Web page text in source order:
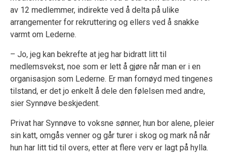
av 12 medlemmer, indirekte ved å delta på ulike
arrangementer for rekruttering og ellers ved å snakke
varmt om Lederne.
– Jo, jeg kan bekrefte at jeg har bidratt litt til
medlemsvekst, noe som er lett å gjøre når man er i en
organisasjon som Lederne. Er man fornøyd med tingenes
tilstand, er det jo enkelt å dele den følelsen med andre,
sier Synnøve beskjedent.
Privat har Synnøve to voksne sønner, hun bor alene, pleier
sin katt, omgås venner og går turer i skog og mark nå når
hun har litt tid til overs, etter at flere verv er lagt på hylla.